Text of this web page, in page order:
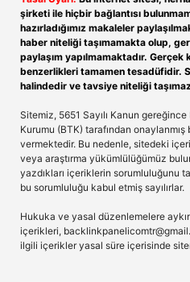
şirketi ile hiçbir bağlantısı
hazırladığımız makaleler
haber niteliği taşımamakta olup,
paylaşım yapılmamaktadır.
benzerlikleri tamamen tesadüfidir.
halindedir ve tavsiye niteliği
Sitemiz, 5651 Sayılı Kanun
Kurumu (BTK) tarafından
vermektedir. Bu nedenle, sitedeki
veya araştırma yükümlülüğümüz
yazdıkları içeriklerin sorumluluğunu
bu sorumluluğu kabul etmiş sayılırlar.
Hukuka ve yasal düzenlemelere
içerikleri,
ilgili içerikler yasal süre içerisinde